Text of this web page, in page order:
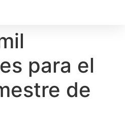
para el
de